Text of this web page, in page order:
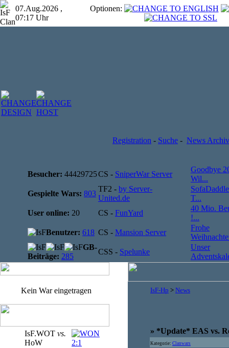
07.Aug.2026 ,
07:17 Uhr
Optionen:
Registration - Suche - News Archiv
Besucher: 44429725CS - SniperWar Server
Goodbye
Wil...
Gespielte Wars: 803
TF2 - by Server-
United.de
T...
User online: 20 CS - FunYard
40 Mio.
!...
Benutzer: 618 CS - Mansion Server
Frohe
GB-
Beiträge: 285
CSS - Spelunke
Unser
Kein War eingetragen
IsF.WOT vs.
HoW
2:1
IsF-Hp > News
» *Update* EAS vs.
Kategorie: Clanwars